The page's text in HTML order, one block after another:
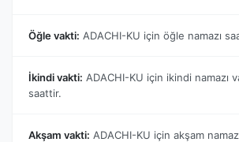
Öğle vakti: ADACHI-KU için öğle namazı
İkindi vakti: ADACHI-KU için ikindi namazı
saattir.
Akşam vakti: ADACHI-KU için akşam